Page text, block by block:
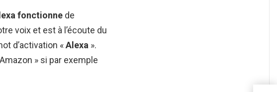
fonctionne de
voix et est à l’écoute du
d’activation «Alexa ».
» si par exemple